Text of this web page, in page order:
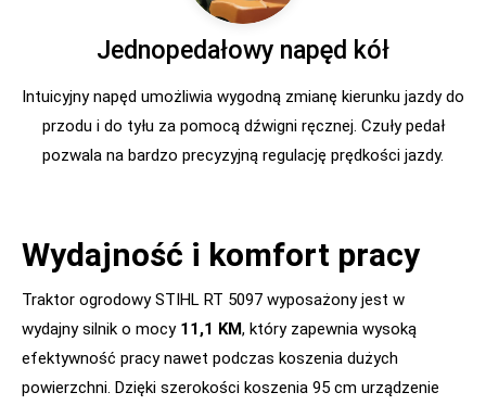
Jednopedałowy napęd kół
Intuicyjny napęd umożliwia wygodną zmianę kierunku jazdy do
przodu i do tyłu za pomocą dźwigni ręcznej. Czuły pedał
pozwala na bardzo precyzyjną regulację prędkości jazdy.
Wydajność i komfort pracy
Traktor ogrodowy STIHL RT 5097 wyposażony jest w
wydajny silnik o mocy 11,1 KM, który zapewnia wysoką
efektywność pracy nawet podczas koszenia dużych
powierzchni. Dzięki szerokości koszenia 95 cm urządzenie